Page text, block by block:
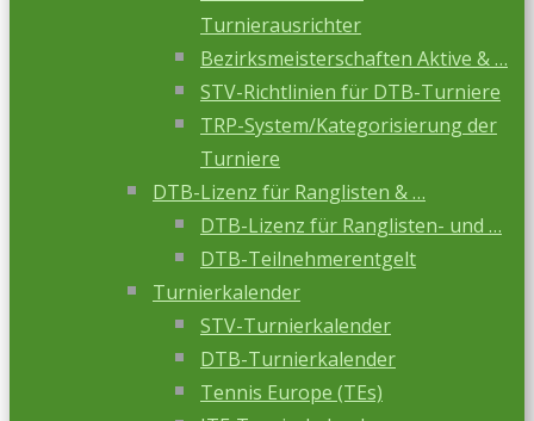
Turnierausrichter
Bezirksmeisterschaften Aktive & …
STV-Richtlinien für DTB-Turniere
TRP-System/Kategorisierung der
Turniere
DTB-Lizenz für Ranglisten & …
DTB-Lizenz für Ranglisten- und …
DTB-Teilnehmerentgelt
Turnierkalender
STV-Turnierkalender
DTB-Turnierkalender
Tennis Europe (TEs)